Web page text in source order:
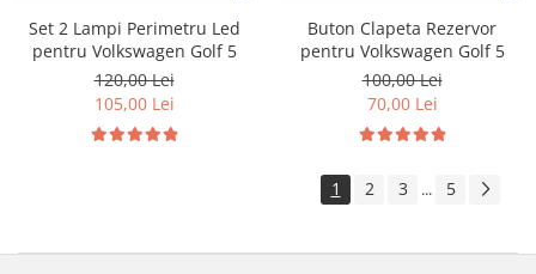
Set 2 Lampi Perimetru Led
pentru Volkswagen Golf 5
120,00 Lei
105,00 Lei
Buton Clapeta Rezervor
pentru Volkswagen Golf 5
100,00 Lei
70,00 Lei
1 2 3 ... 5